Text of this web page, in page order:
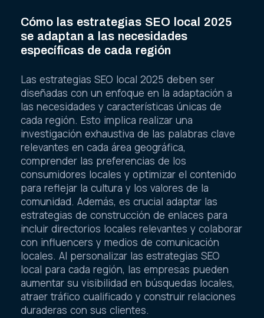
Cómo las estrategias SEO local 2025
se adaptan a las necesidades
específicas de cada región
Las estrategias SEO local 2025 deben ser
diseñadas con un enfoque en la adaptación a
las necesidades y características únicas de
cada región. Esto implica realizar una
investigación exhaustiva de las palabras clave
relevantes en cada área geográfica,
comprender las preferencias de los
consumidores locales y optimizar el contenido
para reflejar la cultura y los valores de la
comunidad. Además, es crucial adaptar las
estrategias de construcción de enlaces para
incluir directorios locales relevantes y colaborar
con influencers y medios de comunicación
locales. Al personalizar las estrategias SEO
local para cada región, las empresas pueden
aumentar su visibilidad en búsquedas locales,
atraer tráfico cualificado y construir relaciones
duraderas con sus clientes.